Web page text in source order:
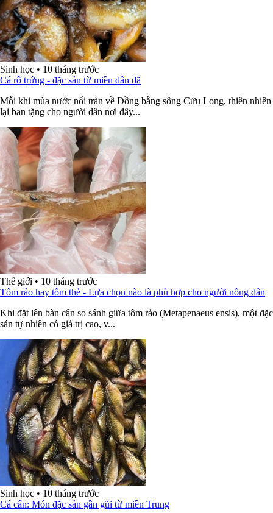
Sinh học • 10 tháng trước
Cá rô trứng - đặc sản từ miền dân dã
Mỗi khi mùa nước nổi tràn về Đồng bằng sông Cửu Long, thiên nhiên
lại ban tặng cho người dân nơi đây...
Thế giới • 10 tháng trước
Tôm rảo hay tôm thẻ - Lựa chọn nào là phù hợp cho người nông dân
Khi đặt lên bàn cân so sánh giữa tôm rảo (Metapenaeus ensis), một đặc
sản tự nhiên có giá trị cao, v...
Sinh học • 10 tháng trước
Cá cấn: Món đặc sản gần gũi từ miền Trung